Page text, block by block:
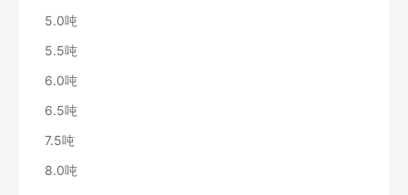
5.0吨
5.5吨
6.0吨
6.5吨
7.5吨
8.0吨